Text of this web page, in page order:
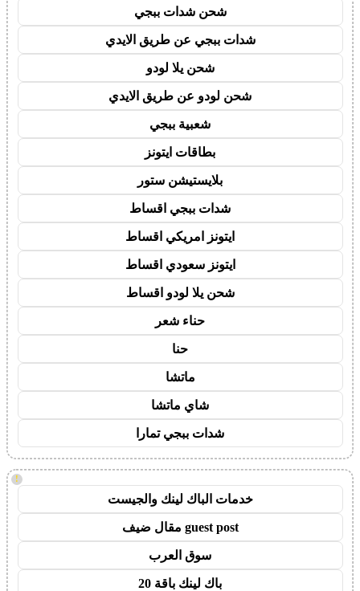
شحن شدات ببجي
شدات ببجي عن طريق الايدي
شحن يلا لودو
شحن لودو عن طريق الايدي
شعبية ببجي
بطاقات ايتونز
بلايستيشن ستور
شدات ببجي اقساط
ايتونز امريكي اقساط
ايتونز سعودي اقساط
شحن يلا لودو اقساط
حناء شعر
حنا
ماتشا
شاي ماتشا
شدات ببجي تمارا
!
خدمات الباك لينك والجيست
guest post مقال ضيف
سوق العرب
باك لينك باقة 20